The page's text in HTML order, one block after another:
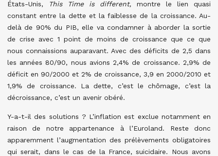
États-Unis,
This Time is different, montre le lien quasi
constant entre la dette et la faiblesse de la croissance. Au-
delà de 90% du PIB, elle va condamner à aborder la sortie
de crise avec 1 point de moins de croissance que ce que
nous connaissions auparavant. Avec des déficits de 2,5 dans
les années 80/90, nous avions 2,4% de croissance. 2,9% de
déficit en 90/2000 et 2% de croissance, 3,9 en 2000/2010 et
1,9% de croissance. La dette, c’est le chômage, c’est la
décroissance, c’est un avenir obéré.
Y-a-t-il des solutions ? L’inflation est exclue notamment en
raison de notre appartenance à l’Euroland. Reste donc
apparemment l’augmentation des prélèvements obligatoires
qui serait, dans le cas de la France, suicidaire. Nous avons